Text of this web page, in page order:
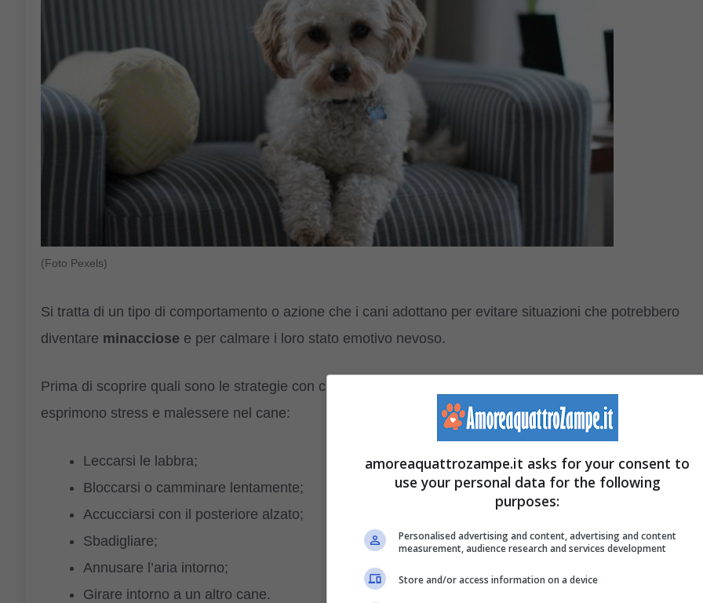
(Foto Pexels)
Si tratta di un tipo di comportamento o azione che i cani adottano per evitare situazioni che potrebbero
diventare minacciose e per calmare i loro stato emotivo nevoso.
Prima di scoprire quali sono le strategie con cui Fido recupera la calma, ecco un elenco di segnali che
esprimono stress e malessere nel cane:
Leccarsi le labbra;
Bloccarsi o camminare lentamente;
Accucciarsi con il posteriore alzato;
Sbadigliare;
Annusare l’aria intorno;
Girare intorno a un altro cane.
amoreaquattrozampe.it asks for your consent to
use your personal data for the following
purposes:
Personalised advertising and content, advertising and content
measurement, audience research and services development
Store and/or access information on a device